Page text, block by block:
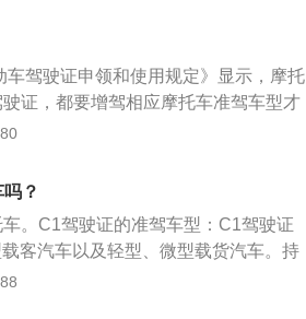
消增驾的12个月实习期等。
明：1.申请人的机动车驾驶证申请表;
关身体条件的证明。申请增加准驾车
交上述证明外，还应当提交所持机动
动车驾驶证，应当填写《机动车驾驶
请人的身份证明。2.县级以上医疗机
驾驶证申领和使用规定》显示，摩托
证，都要增驾相应摩托车准驾车型才
驾驶与准驾不符车辆处罚，属性等同
法行为记分分值》规定，驾驶证将会
型载客汽车及轻型、微型载货汽车；
坐人数小于或等于9人。C1驾驶证不
交车、中型客车、大型货车、普通三
轮式自行机械车、无轨电车、有轨电
？
。C1驾驶证的准驾车型：C1驾驶证
客汽车以及轻型、微型载货汽车。持
证应该是E照和D照，如果持C1驾驶